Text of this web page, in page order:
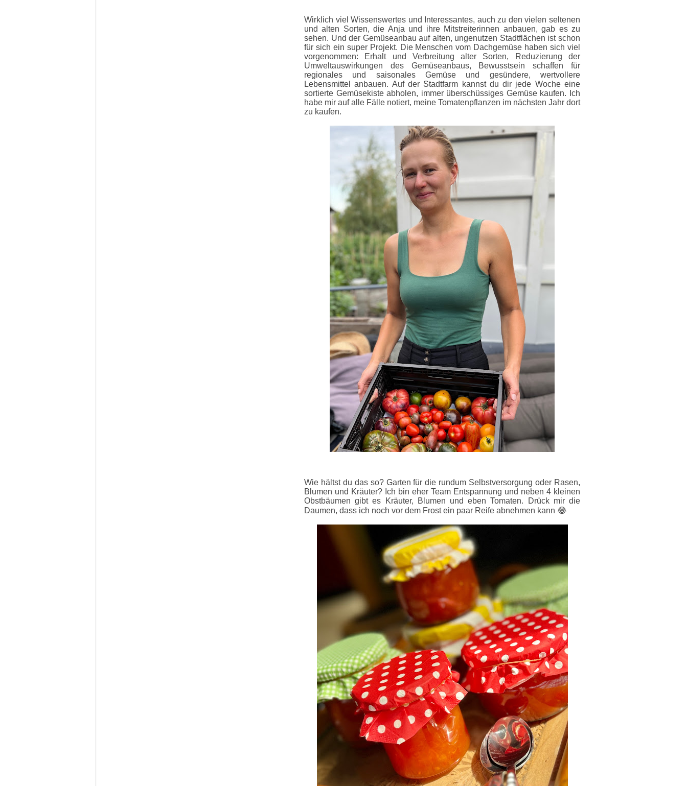
Wirklich viel Wissenswertes und Interessantes, auch zu den vielen seltenen
und alten Sorten, die Anja und ihre Mitstreiterinnen anbauen, gab es zu
sehen. Und der Gemüseanbau auf alten, ungenutzen Stadtflächen ist schon
für sich ein super Projekt. Die Menschen vom Dachgemüse haben sich viel
vorgenommen: Erhalt und Verbreitung alter Sorten, Reduzierung der
Umweltauswirkungen des Gemüseanbaus, Bewusstsein schaffen für
regionales und saisonales Gemüse und gesündere, wertvollere
Lebensmittel anbauen. Auf der Stadtfarm kannst du dir jede Woche eine
sortierte Gemüsekiste abholen, immer überschüssiges Gemüse kaufen. Ich
habe mir auf alle Fälle notiert, meine Tomatenpflanzen im nächsten Jahr dort
zu kaufen.
Wie hältst du das so? Garten für die rundum Selbstversorgung oder Rasen,
Blumen und Kräuter? Ich bin eher Team Entspannung und neben 4 kleinen
Obstbäumen gibt es Kräuter, Blumen und eben Tomaten. Drück mir die
Daumen, dass ich noch vor dem Frost ein paar Reife abnehmen kann 😂